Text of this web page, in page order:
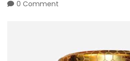
0 Comment